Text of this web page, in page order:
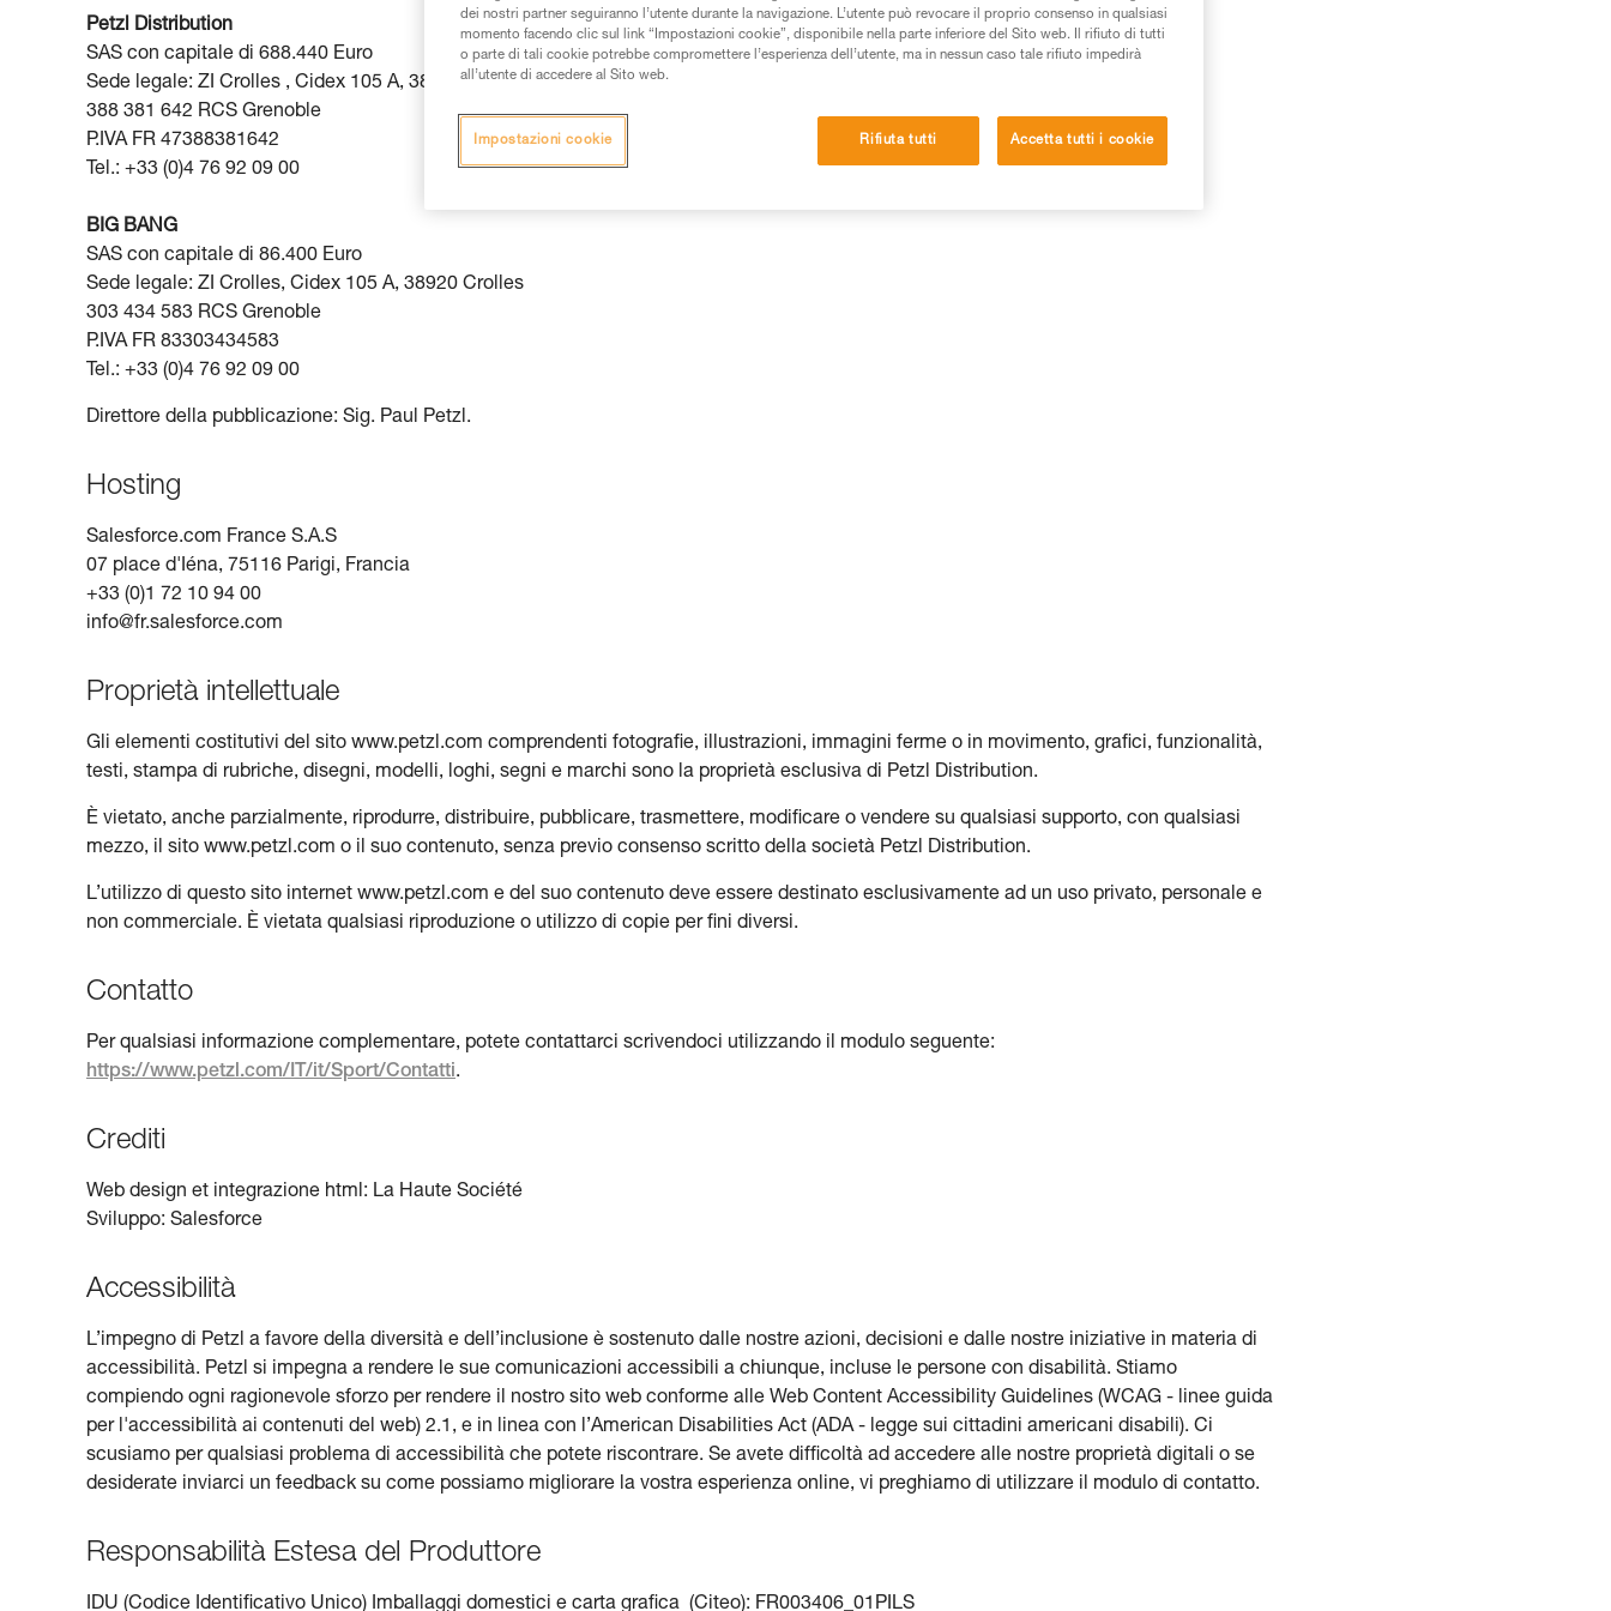
Petzl Distribution
SAS con capitale di 688.440 Euro
Sede legale: ZI Crolles , Cidex 105 A, 38920 Crolles
388 381 642 RCS Grenoble
P.IVA FR 47388381642
Tel.: +33 (0)4 76 92 09 00
BIG BANG
SAS con capitale di 86.400 Euro
Sede legale: ZI Crolles, Cidex 105 A, 38920 Crolles
303 434 583 RCS Grenoble
P.IVA FR 83303434583
Tel.: +33 (0)4 76 92 09 00
Direttore della pubblicazione: Sig. Paul Petzl.
Hosting
Salesforce.com France S.A.S
07 place d'Iéna, 75116 Parigi, Francia
+33 (0)1 72 10 94 00
info@fr.salesforce.com
Proprietà intellettuale
Gli elementi costitutivi del sito www.petzl.com comprendenti fotografie, illustrazioni, immagini ferme o in movimento, grafici, funzionalità,
testi, stampa di rubriche, disegni, modelli, loghi, segni e marchi sono la proprietà esclusiva di Petzl Distribution.
È vietato, anche parzialmente, riprodurre, distribuire, pubblicare, trasmettere, modificare o vendere su qualsiasi supporto, con qualsiasi
mezzo, il sito www.petzl.com o il suo contenuto, senza previo consenso scritto della società Petzl Distribution.
L’utilizzo di questo sito internet www.petzl.com e del suo contenuto deve essere destinato esclusivamente ad un uso privato, personale e
non commerciale. È vietata qualsiasi riproduzione o utilizzo di copie per fini diversi.
Contatto
Per qualsiasi informazione complementare, potete contattarci scrivendoci utilizzando il modulo seguente:
https://www.petzl.com/IT/it/Sport/Contatti.
Crediti
Web design et integrazione html: La Haute Société
Sviluppo: Salesforce
Accessibilità
L’impegno di Petzl a favore della diversità e dell’inclusione è sostenuto dalle nostre azioni, decisioni e dalle nostre iniziative in materia di
accessibilità. Petzl si impegna a rendere le sue comunicazioni accessibili a chiunque, incluse le persone con disabilità. Stiamo
compiendo ogni ragionevole sforzo per rendere il nostro sito web conforme alle Web Content Accessibility Guidelines (WCAG - linee guida
per l'accessibilità ai contenuti del web) 2.1, e in linea con l’American Disabilities Act (ADA - legge sui cittadini americani disabili). Ci
scusiamo per qualsiasi problema di accessibilità che potete riscontrare. Se avete difficoltà ad accedere alle nostre proprietà digitali o se
desiderate inviarci un feedback su come possiamo migliorare la vostra esperienza online, vi preghiamo di utilizzare il modulo di contatto.
Responsabilità Estesa del Produttore
IDU (Codice Identificativo Unico) Imballaggi domestici e carta grafica (Citeo): FR003406_01PILS
dei nostri partner seguiranno l’utente durante la navigazione. L’utente può revocare il proprio consenso in qualsiasi
momento facendo clic sul link “Impostazioni cookie”, disponibile nella parte inferiore del Sito web. Il rifiuto di tutti
o parte di tali cookie potrebbe compromettere l’esperienza dell’utente, ma in nessun caso tale rifiuto impedirà
all’utente di accedere al Sito web.
Rifiuta tutti Accetta tutti i cookie
Impostazioni cookie